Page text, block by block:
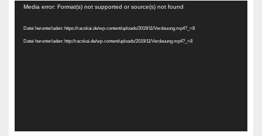
Video-
Media error: Format(s) not supported or source(s) not found
Datei herunterladen: https://racskai.de/wp-content/uploads/2019/11/Verdauung.mp4?_=8
Datei herunterladen: http://racskai.de/wp-content/uploads/2019/11/Verdauung.mp4?_=8